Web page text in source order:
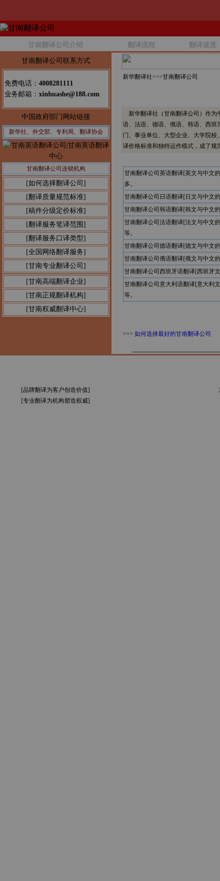
甘南翻译公司介绍 翻译流程 翻译速度
甘南翻译公司联系方式
免费电话： 4008281111
业务邮箱： xinhuashe@188.com
中国政府部门网站链接
新华社、外交部、专利局、翻译协会
甘南翻译公司连锁机构
[如何选择翻译公司]
[翻译质量规范标准]
[稿件分级定价标准]
[翻译服务笔译范围]
[翻译服务口译类型]
[全国网络翻译服务]
[甘南专业翻译公司]
[甘南高端翻译企业]
[甘南正规翻译机构]
[甘南权威翻译中心]
新华翻译社>>>甘南翻译公司
新华翻译社（甘南翻译公司）作为
语、法语、德语、俄语、韩语、西
门、事业单位、大型企业、大学院
译价格标准和独特运作模式，成了
甘南翻译公司英语翻译[英文与中文
多。
甘南翻译公司日语翻译[日文与中文
甘南翻译公司韩语翻译[韩文与中文
甘南翻译公司法语翻译[法文与中文
等。
甘南翻译公司德语翻译[德文与中文
甘南翻译公司俄语翻译[俄文与中文
甘南翻译公司西班牙语翻译[西班牙
甘南翻译公司意大利语翻译[意大利
等。
>>> 如何选择最好的甘南翻译公司
[品牌翻译为客户创造价值]
[专业翻译为机构塑造权威]